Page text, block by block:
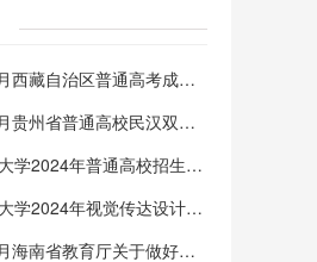
2025年6月西藏自治区普通高考成都考区公告
2025年6月贵州省普通高校民汉双语招生民族语言口语测试指南
北京工商大学2024年普通高校招生章程
北京科技大学2024年视觉传达设计专业招生简章
2025年6月海南省教育厅关于做好农村订单定向免费医学生和乡村振兴村医招生工作的通知